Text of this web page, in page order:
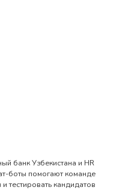
банк Узбекистана и HR
боты помогают команде
тестировать кандидатов